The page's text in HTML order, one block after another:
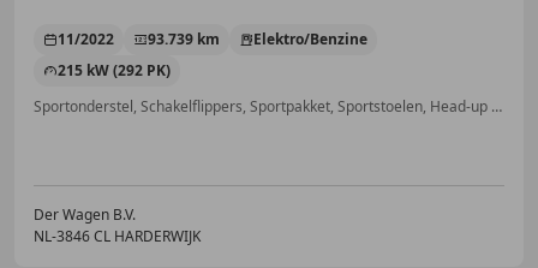
11/2022 93.739 km
Elektro/Benzine
215 kW (292 PK)
Sportonderstel, Schakelflippers, Sportpakket, Sportstoelen, Head-up display, Spoiler, Sfeerverlichting, Garantie
Der Wagen B.V.
NL-3846 CL HARDERWIJK